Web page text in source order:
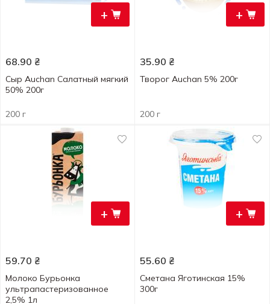
+
68.90 ₴
Сыр Auchan Салатный мягкий
50% 200г
200 г
+
35.90 ₴
Творог Auchan 5% 200г
200 г
+
59.70 ₴
Молоко Бурьонка
ультрапастеризованное
2,5% 1л
+
55.60 ₴
Сметана Яготинская 15%
300г